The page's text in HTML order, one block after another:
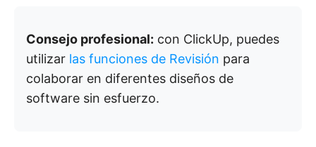
Consejo profesional: con ClickUp, puedes
utilizar las funciones de Revisión para
colaborar en diferentes diseños de
software sin esfuerzo.